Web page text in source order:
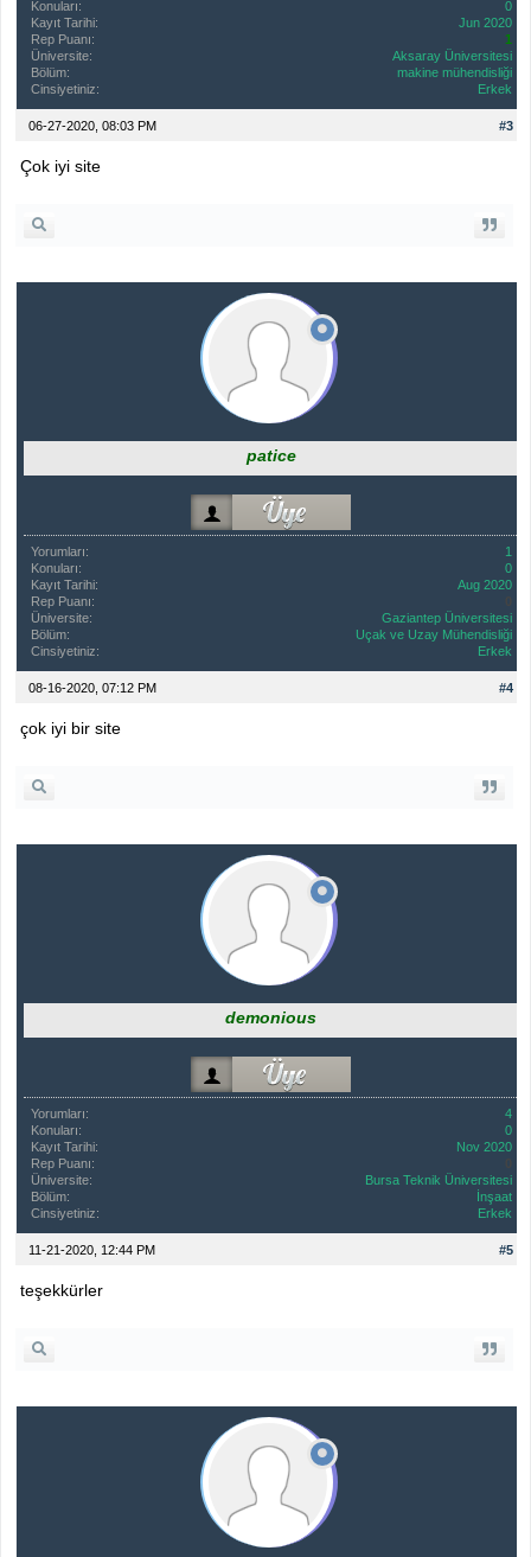
Konuları:
0
Kayıt Tarihi:
Jun 2020
Rep Puanı:
1
Üniversite:
Aksaray Üniversitesi
Bölüm:
makine mühendisliği
Cinsiyetiniz:
Erkek
#3
06-27-2020, 08:03 PM
Çok iyi site
patice
Yorumları:
1
Konuları:
0
Kayıt Tarihi:
Aug 2020
Rep Puanı:
Üniversite:
Gaziantep Üniversitesi
Bölüm:
Uçak ve Uzay Mühendisliği
Cinsiyetiniz:
Erkek
#4
08-16-2020, 07:12 PM
çok iyi bir site
demonious
Yorumları:
4
Konuları:
0
Kayıt Tarihi:
Nov 2020
Rep Puanı:
Üniversite:
Bursa Teknik Üniversitesi
Bölüm:
İnşaat
Cinsiyetiniz:
Erkek
#5
11-21-2020, 12:44 PM
teşekkürler